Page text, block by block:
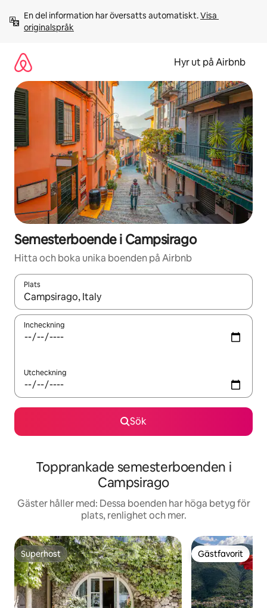
innehåll
En del information har översatts automatiskt. Visa
originalspråk
Hyr ut på Airbnb
Semesterboende i Campsirago
Hitta och boka unika boenden på Airbnb
Plats
När resultaten är tillgängliga kan du navigera med upp- och
Incheckning
Utcheckning
Sök
Topprankade semesterboenden i
Campsirago
Gäster håller med: Dessa boenden har höga betyg för
plats, renlighet och mer.
Superhost
Superhost Gästfavorit
Gästfavorit